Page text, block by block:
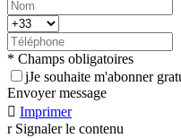
* Champs obligatoires
jJe souhaite m'abonner
Envoyer message
 Imprimer
r Signaler le contenu